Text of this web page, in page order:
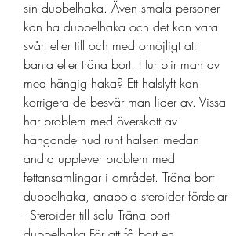
sin dubbelhaka. Även smala personer
kan ha dubbelhaka och det kan vara
svårt eller till och med omöjligt att
banta eller träna bort. Hur blir man av
med hängig haka? Ett halslyft kan
korrigera de besvär man lider av. Vissa
har problem med överskott av
hängande hud runt halsen medan
andra upplever problem med
fettansamlingar i området. Träna bort
dubbelhaka, anabola steroider fördelar
- Steroider till salu Träna bort